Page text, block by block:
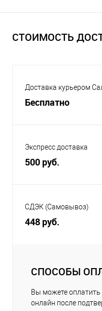
СТОИМОСТЬ
Доставка курьером
Бесплатно
Экспресс доставка
500 руб.
СДЭК (Самовывоз)
448 руб.
СПОСОБЫ
Вы можете оплатить
онлайн после